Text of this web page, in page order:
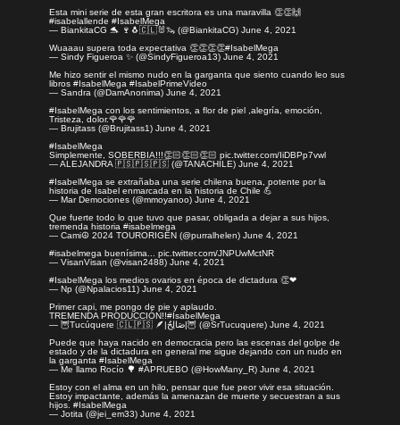
Esta mini serie de esta gran escritora es una maravilla 👏👏🙌
#isabelallende #IsabelMega
— BiankitaCG 🐬 🍷🐧🇨🇱🐰🦦 (@BiankitaCG) June 4, 2021
Wuaaau supera toda expectativa 👏👏👏👏#IsabelMega
— Sindy Figueroa ✨ (@SindyFigueroa13) June 4, 2021
Me hizo sentir el mismo nudo en la garganta que siento cuando leo sus
libros #IsabelMega #IsabelPrimeVideo
— Sandra (@DamAnonima) June 4, 2021
#IsabelMega con los sentimientos, a flor de piel ,alegría, emoción,
Tristeza, dolor.🌹🌹🌹
— Brujitass (@Brujitass1) June 4, 2021
#IsabelMega
Simplemente, SOBERBIA!!!👏🏻👏🏻👏🏻 pic.twitter.com/IiDBPp7vwl
— ALEJANDRA 🇵🇸🇵🇸🇵🇸 (@TANACHILE) June 4, 2021
#IsabelMega se extrañaba una serie chilena buena, potente por la
historia de Isabel enmarcada en la historia de Chile 💪
— Mar Demociones (@mmoyanoo) June 4, 2021
Que fuerte todo lo que tuvo que pasar, obligada a dejar a sus hijos,
tremenda historia #isabelmega
— Cami☮️ 2024 TOURORIGEN (@purralhelen) June 4, 2021
#isabelmega buenísima... pic.twitter.com/JNPUwMctNR
— VisanVisan (@visan2488) June 4, 2021
#IsabelMega los medios ovarios en época de dictadura 👏❤
— Np (@Npalacios11) June 4, 2021
Primer capi, me pongo de pie y aplaudo.
TREMENDA PRODUCCIÓN!!#IsabelMega
— 🦉Tucúquere 🇨🇱🇵🇸 🪶|صَالِحٌ|🦉 (@SrTucuquere) June 4, 2021
Puede que haya nacido en democracia pero las escenas del golpe de
estado y de la dictadura en general me sigue dejando con un nudo en
la garganta #IsabelMega
— Me llamo Rocío 🌳 #APRUEBO (@HowMany_R) June 4, 2021
Estoy con el alma en un hilo, pensar que fue peor vivir esa situación.
Estoy impactante, además la amenazan de muerte y secuestran a sus
hijos. #IsabelMega
— Jotita (@jei_em33) June 4, 2021